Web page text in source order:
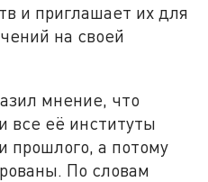
и приглашает их для
на своей
мнение, что
все её институты
прошлого, а потому
По словам